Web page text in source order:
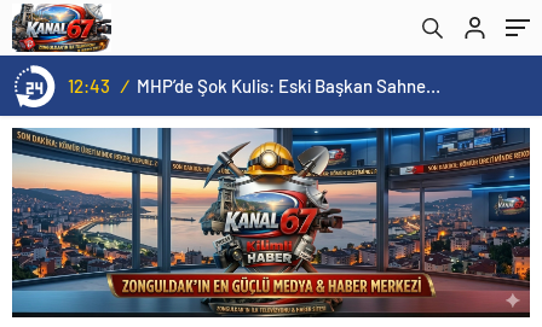
12:43 / MHP’de Şok Kulis: Eski Başkan Sahnede! Korkmaz Yol Vermiyor
VAR!”